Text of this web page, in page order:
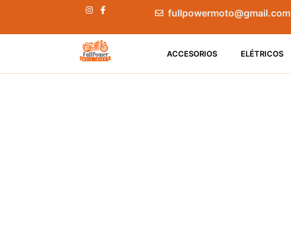
fullpowermoto@gmail.com
ACCESORIOS ELÉTRICOS